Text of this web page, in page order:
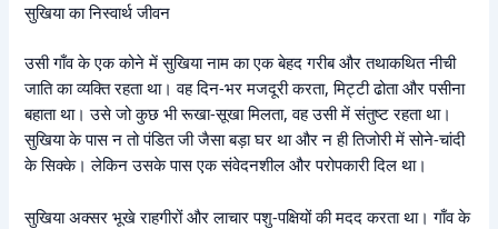
सुखिया का निस्वार्थ जीवन
उसी गाँव के एक कोने में सुखिया नाम का एक बेहद गरीब और तथाकथित नीची
जाति का व्यक्ति रहता था। वह दिन-भर मजदूरी करता, मिट्टी ढोता और पसीना
बहाता था। उसे जो कुछ भी रूखा-सूखा मिलता, वह उसी में संतुष्ट रहता था।
सुखिया के पास न तो पंडित जी जैसा बड़ा घर था और न ही तिजोरी में सोने-चांदी
के सिक्के। लेकिन उसके पास एक संवेदनशील और परोपकारी दिल था।
सुखिया अक्सर भूखे राहगीरों और लाचार पशु-पक्षियों की मदद करता था। गाँव के